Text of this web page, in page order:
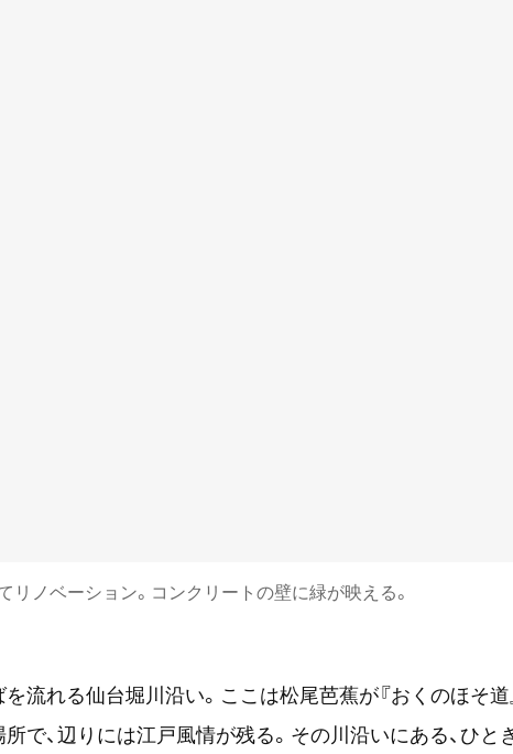
リノベーション。コンクリートの壁に緑が映える。
流れる仙台堀川沿い。ここは松尾芭蕉が『おくのほそ道
で、辺りには江戸風情が残る。その川沿いにある、ひと